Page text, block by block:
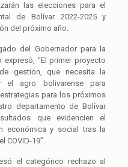
las elecciones para el
de Bolívar 2022-2025 y
del próximo año.
del Gobernador para la
“El primer proyecto
gestión, que necesita la
el agro bolivarense para
para los próximos
departamento de Bolívar
que evidencien el
económica y social tras la
COVID-19”.
el categórico rechazo al